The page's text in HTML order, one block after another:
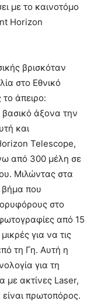
με το καινοτόμο
Horizon
βρισκόταν
στο Εθνικό
άπειρο:
άξονα την
και
Telescope,
από 300 μέλη σε
Μιλώντας στα
βήμα που
στο
από 15
για να τις
τη Γη. Αυτή η
για τη
με ακτίνες Laser,
πρωτοπόρος.